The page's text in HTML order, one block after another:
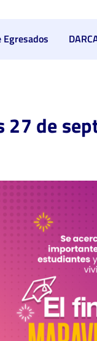
Egresados
27 de